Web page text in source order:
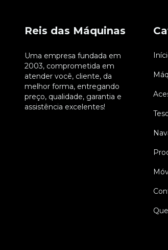
Reis das Máquinas
Uma empresa fundada em
2003, comprometida em
atender você, cliente, da
melhor forma, entregando
preço, qualidade, garantia e
assistência excelentes!